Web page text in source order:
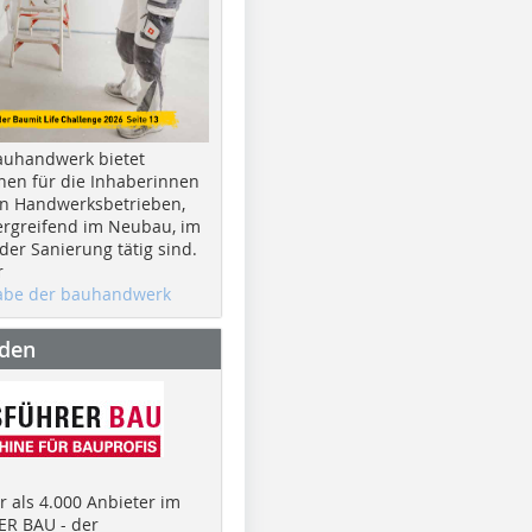
bietet
für die Inhaberinnen
Handwerksbetrieben,
im Neubau, im
Sanierung tätig sind.
der bauhandwerk
als 4.000 Anbieter im
BAU - der